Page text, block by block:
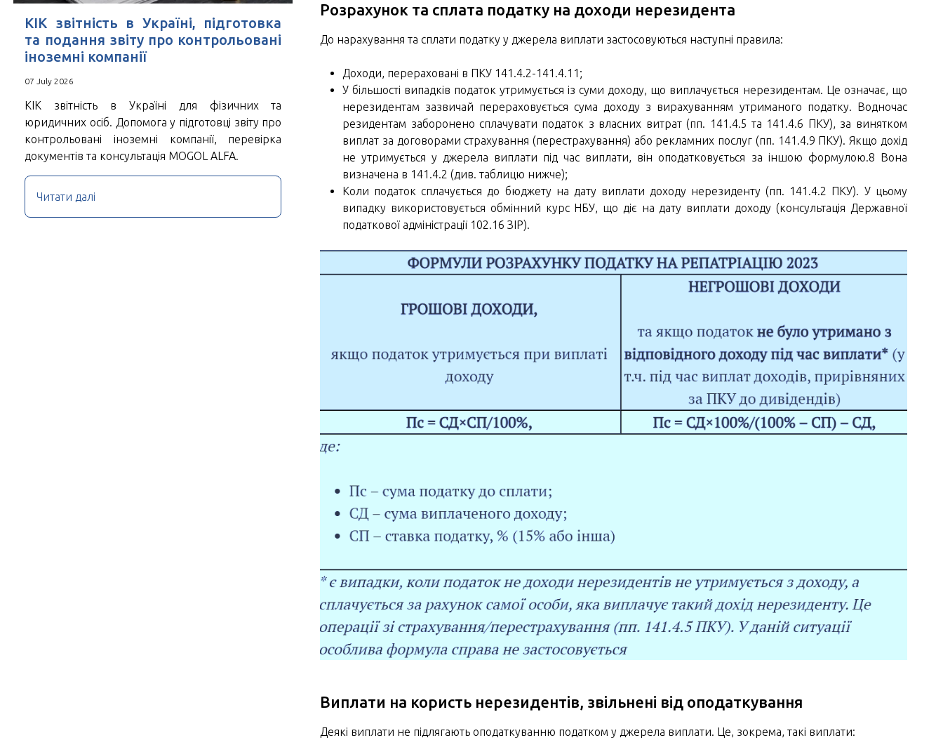
Розрахунок та сплата податку на доходи нерезидента
До нарахування та сплати податку у джерела виплати застосовуються наступні правила:
Доходи, перераховані в ПКУ 141.4.2-141.4.11;
У більшості випадків податок утримується із суми доходу, що виплачується нерезидентам. Це означає, що
нерезидентам зазвичай перераховується сума доходу з вирахуванням утриманого податку. Водночас
резидентам заборонено сплачувати податок з власних витрат (пп. 141.4.5 та 141.4.6 ПКУ), за винятком
виплат за договорами страхування (перестрахування) або рекламних послуг (пп. 141.4.9 ПКУ). Якщо дохід
не утримується у джерела виплати під час виплати, він оподатковується за іншою формулою.8 Вона
визначена в 141.4.2 (див. таблицю нижче);
Коли податок сплачується до бюджету на дату виплати доходу нерезиденту (пп. 141.4.2 ПКУ). У цьому
випадку використовується обмінний курс НБУ, що діє на дату виплати доходу (консультація Державної
податкової адміністрації 102.16 ЗІР).
Виплати на користь нерезидентів, звільнені від оподаткування
Деякі виплати не підлягають оподаткуванню податком у джерела виплати. Це, зокрема, такі виплати:
КІК звітність в Україні, підготовка
та подання звіту про контрольовані
іноземні компанії
07 July 2026
КІК звітність в Україні для фізичних та
юридичних осіб. Допомога у підготовці звіту про
контрольовані іноземні компанії, перевірка
документів та консультація MOGOL ALFA.
Читати далі